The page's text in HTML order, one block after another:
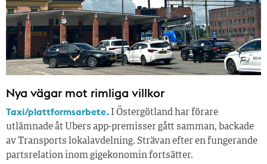
Nya vägar mot rimliga villkor
Taxi/plattformsarbete. I Östergötland har förare
utlämnade åt Ubers app-premisser gått samman, backade
av Transports lokalavdelning. Strävan efter en fungerande
partsrelation inom gigekonomin fortsätter.